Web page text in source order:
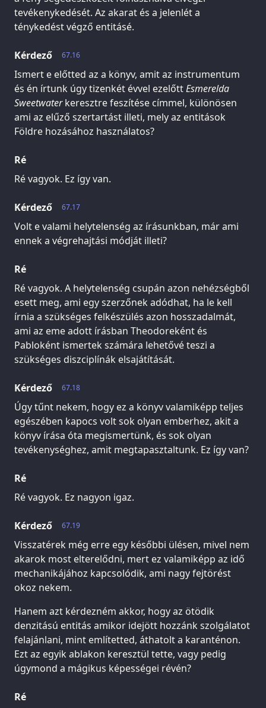
tevékenykedését. Az akarat és a jelenlét a
ténykedést végző entitásé.
67.16
Kérdező
Ismert e előtted az a könyv, amit az instrumentum
és én írtunk úgy tizenkét évvel ezelőttEsmerelda
Sweetwaterkeresztre feszítése címmel, különösen
ami az elűző szertartást illeti, mely az entitások
Földre hozásához használatos?
Ré
Ré vagyok. Ez így van.
67.17
Kérdező
Volt e valami helytelenség az írásunkban, már ami
ennek a végrehajtási módját illeti?
Ré
Ré vagyok. A helytelenség csupán azon nehézségből
esett meg, ami egy szerzőnek adódhat, ha le kell
írnia a szükséges felkészülés azon hosszadalmát,
ami az eme adott írásban Theodoreként és
Pabloként ismertek számára lehetővé teszi a
szükséges diszciplínák elsajátítását.
67.18
Kérdező
Úgy tűnt nekem, hogy ez a könyv valamiképp teljes
egészében kapocs volt sok olyan emberhez, akit a
könyv írása óta megismertünk, és sok olyan
tevékenységhez, amit megtapasztaltunk. Ez így van?
Ré
Ré vagyok. Ez nagyon igaz.
67.19
Kérdező
Visszatérek még erre egy későbbi ülésen, mivel nem
akarok most elterelődni, mert ez valamiképp az idő
mechanikájához kapcsolódik, ami nagy fejtörést
okoz nekem.
Hanem azt kérdezném akkor, hogy az ötödik
denzitású entitás amikor idejött hozzánk szolgálatot
felajánlani, mint említetted, áthatolt a karanténon.
Ezt az egyik ablakon keresztül tette, vagy pedig
úgymond a mágikus képességei révén?
Ré